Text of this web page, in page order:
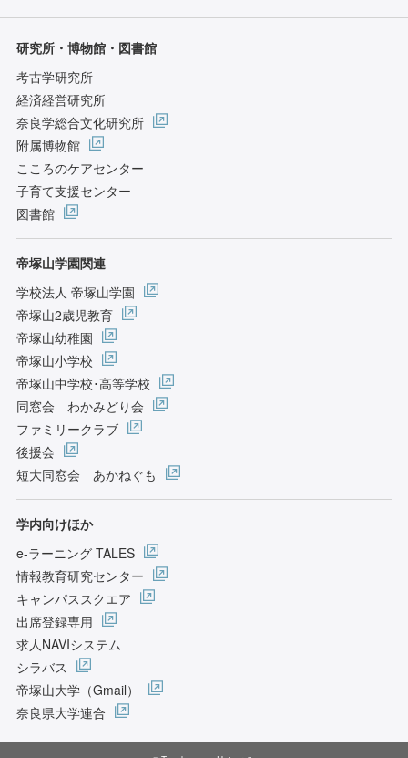
研究所・博物館・図書館
考古学研究所
経済経営研究所
奈良学総合文化研究所
附属博物館
こころのケアセンター
子育て支援センター
図書館
帝塚山学園関連
学校法人 帝塚山学園
帝塚山2歳児教育
帝塚山幼稚園
帝塚山小学校
帝塚山中学校･高等学校
同窓会 わかみどり会
ファミリークラブ
後援会
短大同窓会 あかねぐも
学内向けほか
e-ラーニング TALES
情報教育研究センター
キャンパススクエア
出席登録専用
求人NAVIシステム
シラバス
帝塚山大学（Gmail）
奈良県大学連合